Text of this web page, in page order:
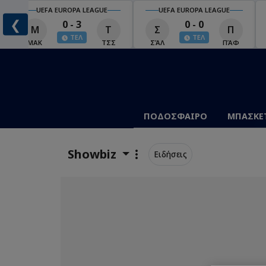
❮
UEFA EUROPA LEAGUE
Μ
ΜΑΚ
0 - 3
ΤΕΛ
Τ
ΤΣΣ
UEFA EUROPA LEAGUE
Σ
ΣΆΛ
0 - 0
ΤΕΛ
Π
ΠΆΦ
ΠΟΔΟΣΦΑΙΡΟ
Showbiz Ειδήσεις